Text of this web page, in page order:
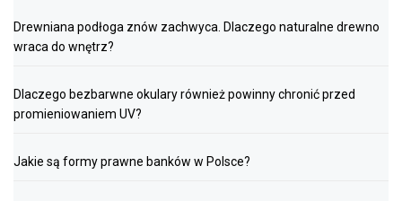
Drewniana podłoga znów zachwyca. Dlaczego naturalne drewno
wraca do wnętrz?
Dlaczego bezbarwne okulary również powinny chronić przed
promieniowaniem UV?
Jakie są formy prawne banków w Polsce?